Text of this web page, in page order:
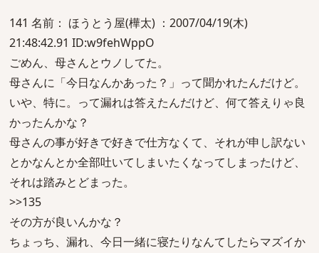
141 名前： ほうとう屋(樺太) ：2007/04/19(木)
21:48:42.91 ID:w9fehWppO
ごめん、母さんとウノしてた。
母さんに「今日なんかあった？」って聞かれたんだけど。
いや、特に。って漏れは答えたんだけど、何て答えりゃ良
かったんかな？
母さんの事が好きで好きで仕方なくて、それが申し訳ない
とかなんとか全部吐いてしまいたくなってしまったけど、
それは踏みとどまった。
>>135
その方が良いんかな？
ちょっち、漏れ、今日一緒に寝たりなんてしたらマズイか